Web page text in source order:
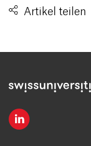
Artikel teilen